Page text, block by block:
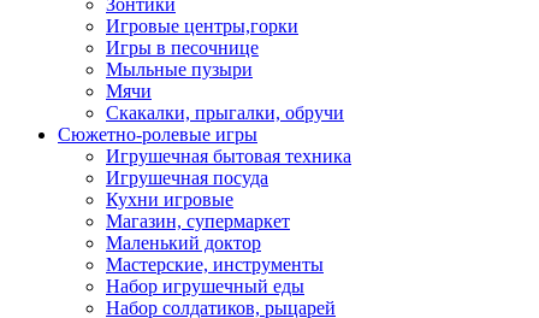
Зонтики
Игровые центры,горки
Игры в песочнице
Мыльные пузыри
Мячи
Скакалки, прыгалки, обручи
Сюжетно-ролевые игры
Игрушечная бытовая техника
Игрушечная посуда
Кухни игровые
Магазин, супермаркет
Маленький доктор
Мастерские, инструменты
Набор игрушечный еды
Набор солдатиков, рыцарей